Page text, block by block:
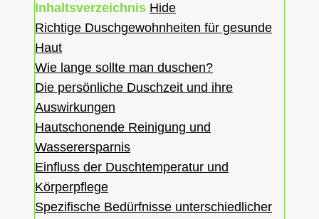
Inhaltsverzeichnis Hide
Richtige Duschgewohnheiten für gesunde
Haut
Wie lange sollte man duschen?
Die persönliche Duschzeit und ihre
Auswirkungen
Hautschonende Reinigung und
Wasserersparnis
Einfluss der Duschtemperatur und
Körperpflege
Spezifische Bedürfnisse unterschiedlicher